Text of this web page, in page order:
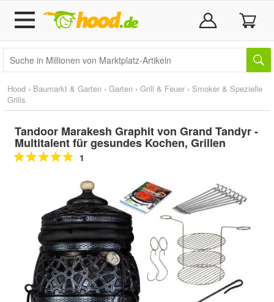
Hood › Baumarkt & Garten › Garten › Grill & Feuer › Smoker & Spezielle
Grills
Tandoor Marakesh Graphit von Grand Tandyr -
Multitalent für gesundes Kochen, Grillen
1